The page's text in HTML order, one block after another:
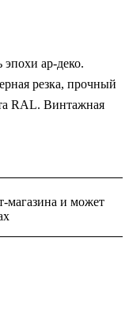
эпохи ар-деко.
резка, прочный
RAL. Винтажная
магазина и может